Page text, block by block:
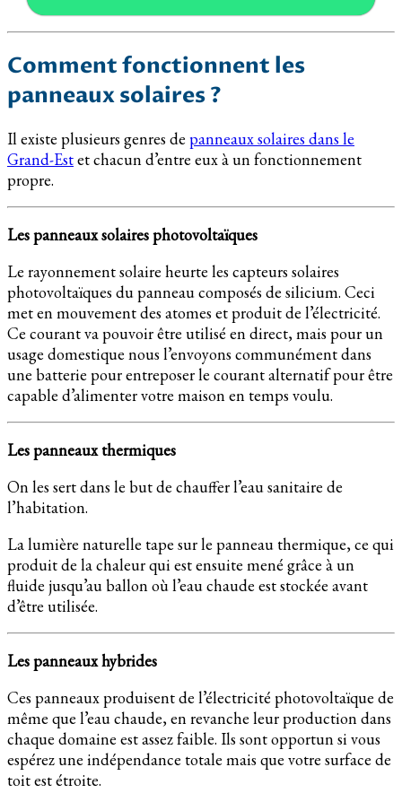
Comment fonctionnent les
panneaux solaires ?
Il existe plusieurs genres de panneaux solaires dans le
Grand-Estet chacun d’entre eux à un fonctionnement
propre.
Les panneaux solaires photovoltaïques
Le rayonnement solaire heurte les capteurs solaires
photovoltaïques du panneau composés de silicium. Ceci
met en mouvement des atomes et produit de l’électricité.
Ce courant va pouvoir être utilisé en direct, mais pour un
usage domestique nous l’envoyons communément dans
une batterie pour entreposer le courant alternatif pour être
capable d’alimenter votre maison en temps voulu.
Les panneaux thermiques
On les sert dans le but de chauffer l’eau sanitaire de
l’habitation.
La lumière naturelle tape sur le panneau thermique, ce qui
produit de la chaleur qui est ensuite mené grâce à un
fluide jusqu’au ballon où l’eau chaude est stockée avant
d’être utilisée.
Les panneaux hybrides
Ces panneaux produisent de l’électricité photovoltaïque de
même que l’eau chaude, en revanche leur production dans
chaque domaine est assez faible. Ils sont opportun si vous
espérez une indépendance totale mais que votre surface de
toit est étroite.